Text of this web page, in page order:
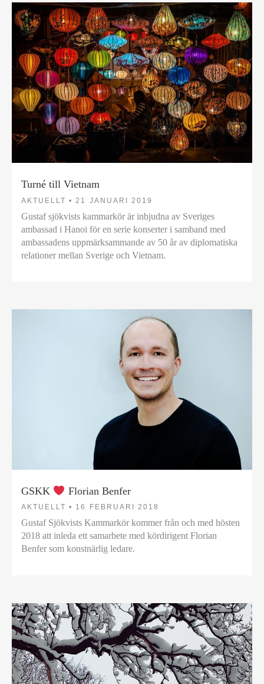
Turné till Vietnam
AKTUELLT • 21 JANUARI 2019
Gustaf sjökvists kammarkör är inbjudna av Sveriges
ambassad i Hanoi för en serie konserter i samband med
ambassadens uppmärksammande av 50 år av diplomatiska
relationer mellan Sverige och Vietnam.
GSKK Florian Benfer
AKTUELLT • 16 FEBRUARI 2018
Gustaf Sjökvists Kammarkör kommer från och med hösten
2018 att inleda ett samarbete med kördirigent Florian
Benfer som konstnärlig ledare.